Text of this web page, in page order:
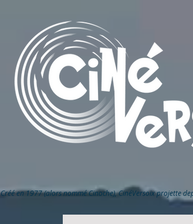
Créé en 1977 (alors nommé Cinoche), CinéVersoixprojette